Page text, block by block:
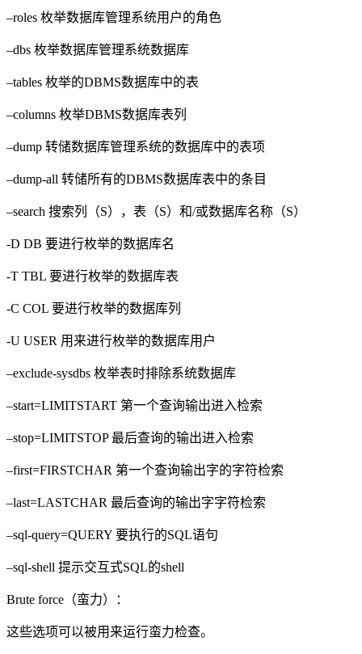
–roles 枚举数据库管理系统用户的角色
–dbs 枚举数据库管理系统数据库
–tables 枚举的DBMS数据库中的表
–columns 枚举DBMS数据库表列
–dump 转储数据库管理系统的数据库中的表项
–dump-all 转储所有的DBMS数据库表中的条目
–search 搜索列（S），表（S）和/或数据库名称（S）
-D DB 要进行枚举的数据库名
-T TBL 要进行枚举的数据库表
-C COL 要进行枚举的数据库列
-U USER 用来进行枚举的数据库用户
–exclude-sysdbs 枚举表时排除系统数据库
–start=LIMITSTART 第一个查询输出进入检索
–stop=LIMITSTOP 最后查询的输出进入检索
–first=FIRSTCHAR 第一个查询输出字的字符检索
–last=LASTCHAR 最后查询的输出字字符检索
–sql-query=QUERY 要执行的SQL语句
–sql-shell 提示交互式SQL的shell
Brute force（蛮力）：
这些选项可以被用来运行蛮力检查。